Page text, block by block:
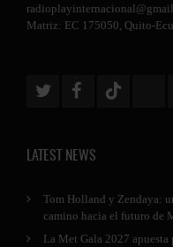
Matriz: EC 175050, Quito-
LATEST NEWS
Tom Holland y Zendaya:
camino hacia el futuro de
La Met Gala 2027